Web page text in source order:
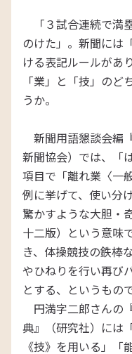
「３試合連続で満
のけた」。新聞には
ける表記ルールがあ
「業」と「技」のど
うか。
新聞用語懇談会編
新聞協会）では、「
項目で「離れ業〈一
例に挙げて、使い分
驚かすような大胆・
十二版）という意味
き、体操競技の鉄棒
やひねりを行い再び
とする、というもので
円満字二郎さんの
典』（研究社）には
《技》を用いる」「